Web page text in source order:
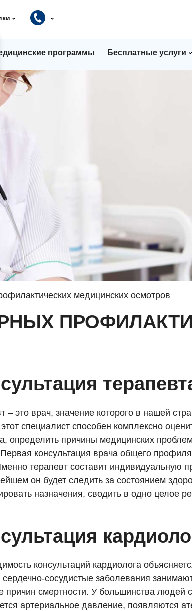
программы Бесплатные услуги
медицинских осмотров
– это врач, значение которого в нашей
специалист способен комплексно
определить причины медицинских
консультация врача общего
терапевт составит индивидуальную
он будет следить за состоянием
назначения, сводить в одно целое
консультаций кардиолога
сосудистые заболевания
причин смертности. У большинства людей
артериальное давление, появляются